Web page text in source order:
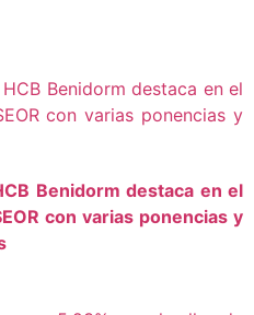
Benidorm destaca en el
con varias ponencias y